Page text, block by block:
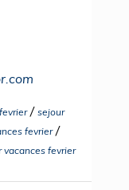
/ sejour
fevrier/
vacances fevrier